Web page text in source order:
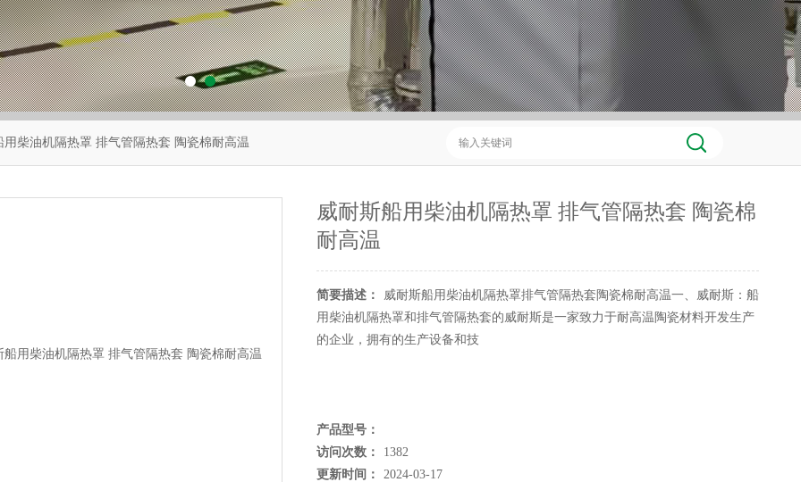
用柴油机隔热罩 排气管隔热套 陶瓷棉耐高温
威耐斯船用柴油机隔热罩 排气管隔热套 陶瓷棉
耐高温
简要描述：
威耐斯船用柴油机隔热罩排气管隔热套陶瓷棉耐高温一、威耐斯：船
用柴油机隔热罩和排气管隔热套的威耐斯是一家致力于耐高温陶瓷材料开发生产
的企业，拥有的生产设备和技
产品型号：
访问次数：
1382
更新时间：
2024-03-17